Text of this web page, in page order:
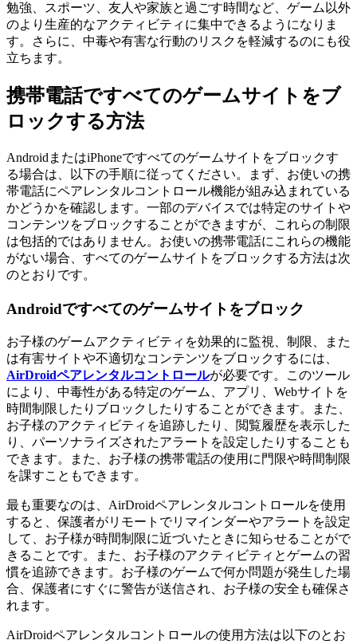
勉強、スポーツ、友人や家族と過ごす時間など、ゲーム以外
のより生産的なアクティビティに集中できるようになりま
す。さらに、中毒や有害な行動のリスクを軽減するのにも役
立ちます。
携帯電話ですべてのゲームサイトをブ
ロックする方法
AndroidまたはiPhoneですべてのゲームサイトをブロックす
る場合は、以下の手順に従ってください。まず、お使いの携
帯電話にペアレンタルコントロール機能が組み込まれている
かどうかを確認します。一部のデバイスでは特定のサイトや
コンテンツをブロックすることができますが、これらの制限
は包括的ではありません。お使いの携帯電話にこれらの機能
がない場合、すべてのゲームサイトをブロックする方法は次
のとおりです。
Androidですべてのゲームサイトをブロック
お子様のゲームアクティビティを効果的に監視、制限、また
は有害サイトや不適切なコンテンツをブロックするには、
AirDroidペアレンタルコントロールが必要です。このツール
により、中毒性がある特定のゲーム、アプリ、Webサイトを
時間制限したりブロックしたりすることができます。また、
お子様のアクティビティを追跡したり、閲覧履歴を表示した
り、パーソナライズされたアラートを設定したりすることも
できます。また、お子様の携帯電話の使用に門限や時間制限
を課すこともできます。
最も重要なのは、AirDroidペアレンタルコントロールを使用
すると、保護者がリモートでリマインダーやアラートを設定
して、お子様が時間制限に近づいたときに知らせることがで
きることです。また、お子様のアクティビティとゲームの習
慣を追跡できます。お子様のゲームで何か問題が発生した場
合、保護者にすぐに警告が送信され、お子様の安全も確保さ
れます。
AirDroidペアレンタルコントロールの使用方法は以下のとお